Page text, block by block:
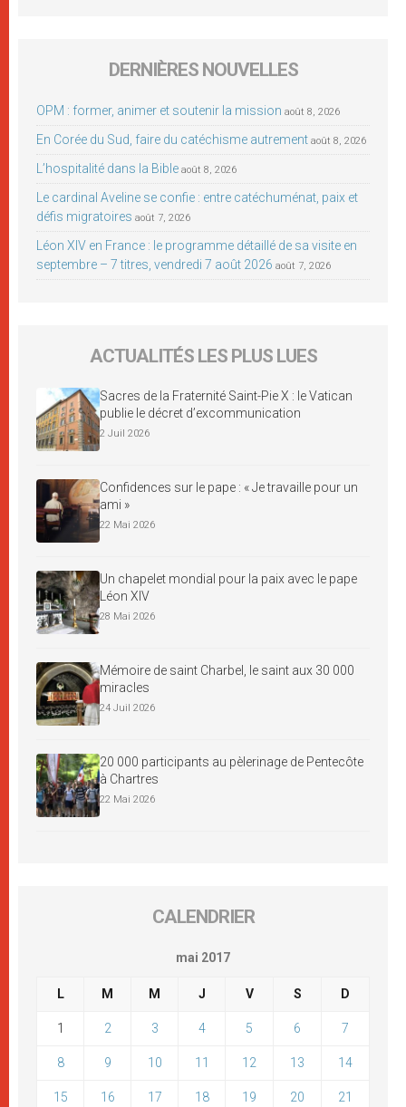
DERNIÈRES NOUVELLES
OPM : former, animer et soutenir la mission août 8, 2026
En Corée du Sud, faire du catéchisme autrement août 8, 2026
L’hospitalité dans la Bible août 8, 2026
Le cardinal Aveline se confie : entre catéchuménat, paix et
défis migratoires août 7, 2026
Léon XIV en France : le programme détaillé de sa visite en
septembre – 7 titres, vendredi 7 août 2026 août 7, 2026
ACTUALITÉS LES PLUS LUES
Sacres de la Fraternité Saint-Pie X : le Vatican
publie le décret d’excommunication
2 Juil 2026
Confidences sur le pape : « Je travaille pour un
ami »
22 Mai 2026
Un chapelet mondial pour la paix avec le pape
Léon XIV
28 Mai 2026
Mémoire de saint Charbel, le saint aux 30 000
miracles
24 Juil 2026
20 000 participants au pèlerinage de Pentecôte
à Chartres
22 Mai 2026
CALENDRIER
mai 2017
L M M J V S D
1 2 3 4 5 6 7
8 9 10 11 12 13 14
15 16 17 18 19 20 21